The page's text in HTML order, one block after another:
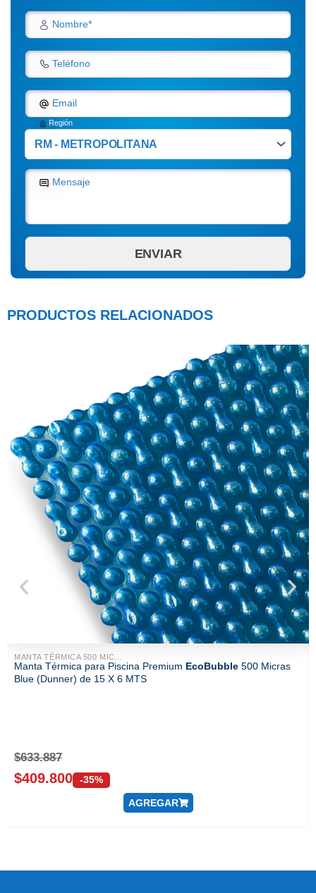
Nombre*
Teléfono
Email
Región
Mensaje
PRODUCTOS RELACIONADOS
MANTA TÉRMICA 500 MIC...
Manta Térmica para Piscina Premium EcoBubble 500 Micras
Blue (Dunner) de 15 X 6 MTS
$633.887
$409.800 -35%
AGREGAR